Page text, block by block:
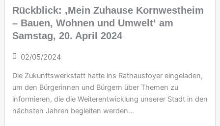
Rückblick: ‚Mein Zuhause Kornwestheim
– Bauen, Wohnen und Umwelt‘ am
Samstag, 20. April 2024
02/05/2024
Die Zukunftswerkstatt hatte ins Rathausfoyer eingeladen,
um den Bürgerinnen und Bürgern über Themen zu
informieren, die die Weiterentwicklung unserer Stadt in den
nächsten Jahren begleiten werden...